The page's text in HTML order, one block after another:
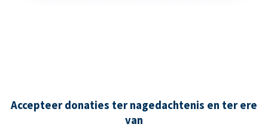
Accepteer donaties ter nagedachtenis en ter ere
van